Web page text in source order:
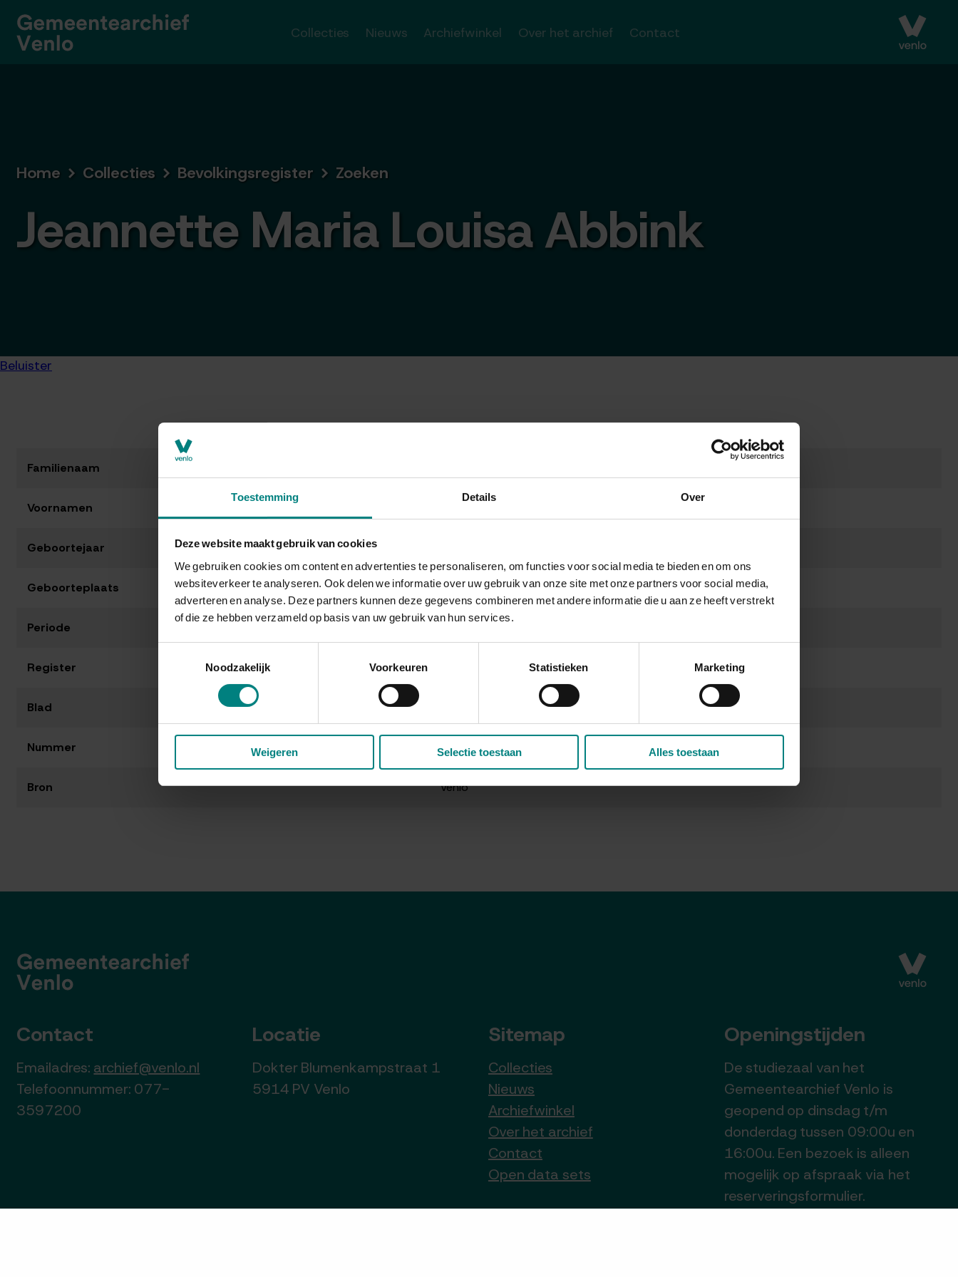
Toestemming Details Over
Deze website maakt gebruik van cookies
We gebruiken cookies om content en advertenties te personaliseren, om functies voor social media te bieden en om ons
websiteverkeer te analyseren. Ook delen we informatie over uw gebruik van onze site met onze partners voor social media,
adverteren en analyse. Deze partners kunnen deze gegevens combineren met andere informatie die u aan ze heeft verstrekt
of die ze hebben verzameld op basis van uw gebruik van hun services.
Noodzakelijk
Voorkeuren Statistieken Marketing
Weigeren Selectie toestaan Alles toestaan
Collecties Nieuws Archiefwinkel Over het archief Contact
Beluister
Home Collecties Bevolkingsregister Zoeken
Jeannette Maria Louisa Abbink
Familienaam
Voornamen
Geboortejaar
Geboorteplaats Eindhoven
Periode
Register
Blad
Nummer 7
Bron Venlo
Contact
Emailadres: archief@venlo.nl
Telefoonnummer: 077-
3597200
Locatie
Dokter Blumenkampstraat 1
5914 PV Venlo
Sitemap
Collecties
Nieuws
Archiefwinkel
Over het archief
Contact
Open data sets
Openingstijden
De studiezaal van het
Gemeentearchief Venlo is
geopend op dinsdag t/m
donderdag tussen 09:00u en
16:00u. Een bezoek is alleen
mogelijk op afspraak via het
reserveringsformulier.